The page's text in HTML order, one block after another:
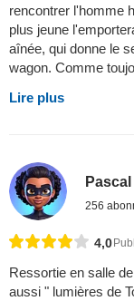
rencontrer l'homme
plus jeune
aînée, qui donne le
wagon. Comme
Lire plus
Pascal
256
4,0
Ressortie en salle
aussi " lumières de